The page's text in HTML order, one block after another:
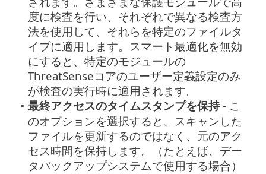
度に検査を行い、それぞれで異なる検査方
法を使用して、それらを特定のファイルタ
イプに適用します。スマート最適化を無効
にすると、特定のモジュールの
ThreatSenseコアのユーザー定義設定のみ
が検査の実行時に適用されます。
• 最終アクセスのタイムスタンプを保持- こ
のオプションを選択すると、スキャンした
ファイルを更新するのではなく、元のアク
セス時間を保持します。（たとえば、デー
タバックアップシステムで使用する場合）